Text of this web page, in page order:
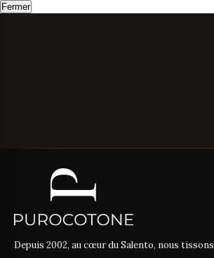
Fermer
Depuis 2002, au cœur du Salento, nous